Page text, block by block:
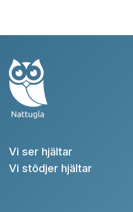
Vi ser hjältar
Vi stödjer hjältar